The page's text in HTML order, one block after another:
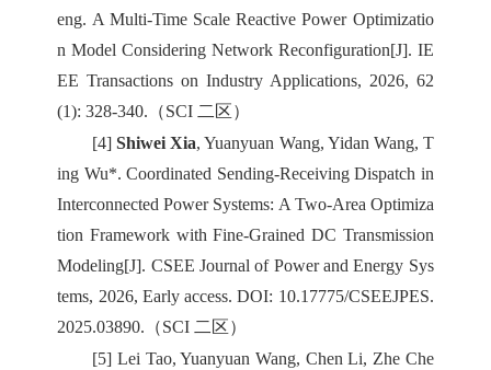
eng. A Multi-Time Scale Reactive Power Optimizatio
n Model Considering Network Reconfiguration[J]. IE
EE Transactions on Industry Applications, 2026, 62
(1): 328-340.（SCI 二区）
[4]Shiwei Xia, Yuanyuan Wang, Yidan Wang, T
ing Wu*. Coordinated Sending-Receiving Dispatch in
Interconnected Power Systems: A Two-Area Optimiza
tion Framework with Fine-Grained DC Transmission
Modeling[J]. CSEE Journal of Power and Energy Sys
tems, 2026, Early access. DOI: 10.17775/CSEEJPES.
2025.03890.（SCI 二区）
[5] Lei Tao, Yuanyuan Wang, Chen Li, Zhe Che